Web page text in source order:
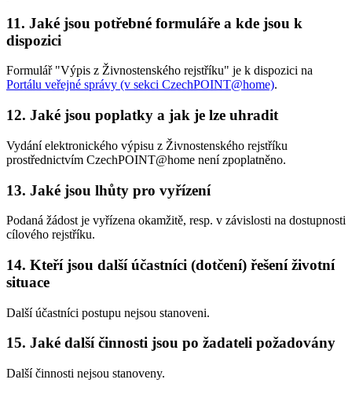
11. Jaké jsou potřebné formuláře a kde jsou k
dispozici
Formulář "Výpis z Živnostenského rejstříku" je k dispozici na
Portálu veřejné správy (v sekci CzechPOINT@home).
12. Jaké jsou poplatky a jak je lze uhradit
Vydání elektronického výpisu z Živnostenského rejstříku
prostřednictvím CzechPOINT@home není zpoplatněno.
13. Jaké jsou lhůty pro vyřízení
Podaná žádost je vyřízena okamžitě, resp. v závislosti na dostupnosti
cílového rejstříku.
14. Kteří jsou další účastníci (dotčení) řešení životní
situace
Další účastníci postupu nejsou stanoveni.
15. Jaké další činnosti jsou po žadateli požadovány
Další činnosti nejsou stanoveny.